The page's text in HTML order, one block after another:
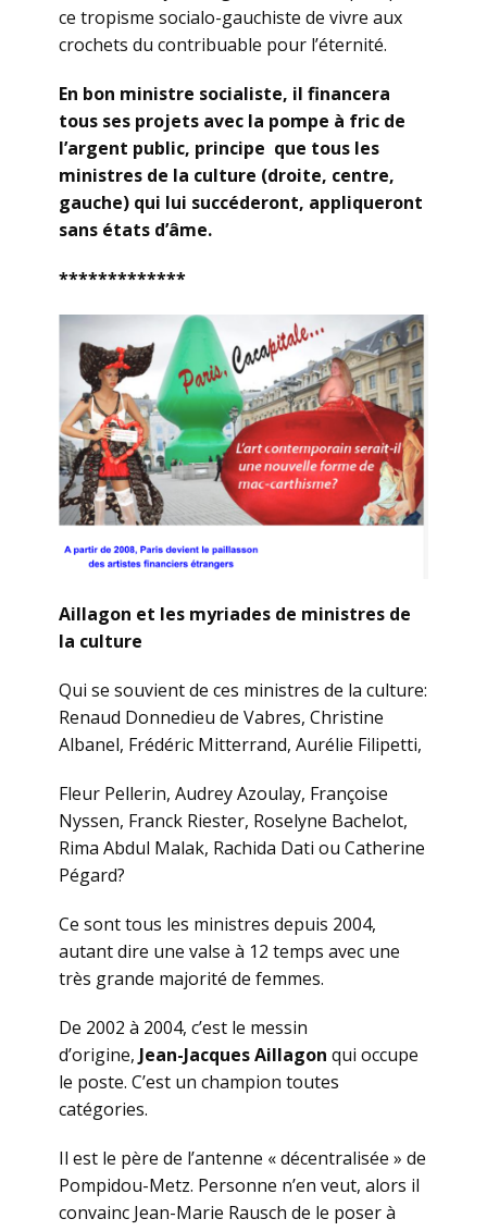
ce tropisme socialo-gauchiste de vivre aux
crochets du contribuable pour l’éternité.
En bon ministre socialiste, il financera
tous ses projets avec la pompe à fric de
l’argent public, principe que tous les
ministres de la culture (droite, centre,
gauche) qui lui succéderont, appliqueront
sans états d’âme.
*************
Aillagon et les myriades de ministres de
la culture
Qui se souvient de ces ministres de la culture:
Renaud Donnedieu de Vabres, Christine
Albanel, Frédéric Mitterrand, Aurélie Filipetti,
Fleur Pellerin, Audrey Azoulay, Françoise
Nyssen, Franck Riester, Roselyne Bachelot,
Rima Abdul Malak, Rachida Dati ou Catherine
Pégard?
Ce sont tous les ministres depuis 2004,
autant dire une valse à 12 temps avec une
très grande majorité de femmes.
De 2002 à 2004, c’est le messin
d’origine, Jean-Jacques Aillagon qui occupe
le poste. C’est un champion toutes
catégories.
Il est le père de l’antenne « décentralisée » de
Pompidou-Metz. Personne n’en veut, alors il
convainc Jean-Marie Rausch de le poser à